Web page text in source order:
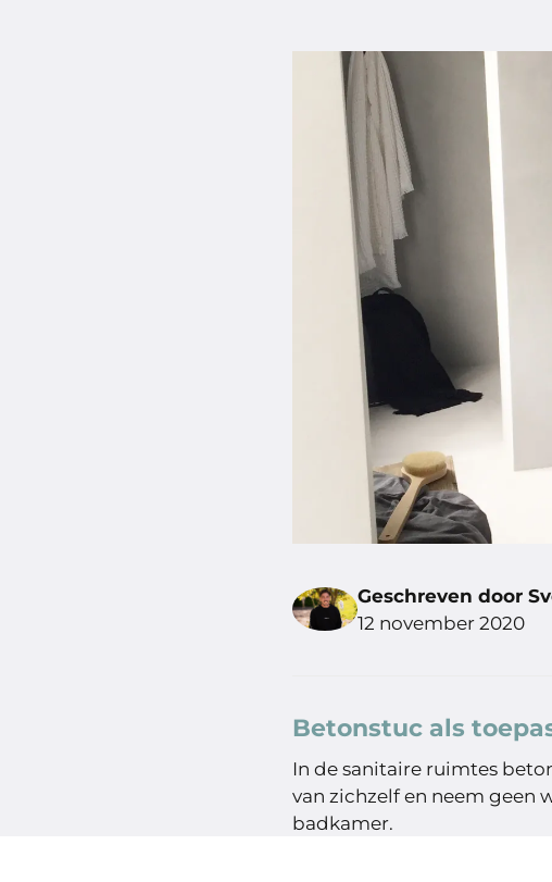
Geschreven door
12 november 2020
Betonstuc als
In de sanitaire ruimtes
van zichzelf en neem geen
badkamer.